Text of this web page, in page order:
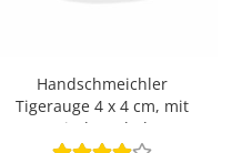
Handschmeichler
Tigerauge 4 x 4 cm, mit
Fischsymbol